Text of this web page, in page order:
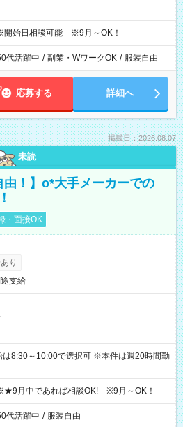
始日相談可能 ※9月～OK！
代活躍中 / 副業・WワークOK / 服装自由
応募する 詳細へ
掲載日：2026.08.07
未読
！】o*大手メーカーでの
・面接OK
り
支給
8:30～10:00で選択可 ※本件は週20時間勤
月中であれば相談OK! ※9月～OK！
代活躍中 / 服装自由